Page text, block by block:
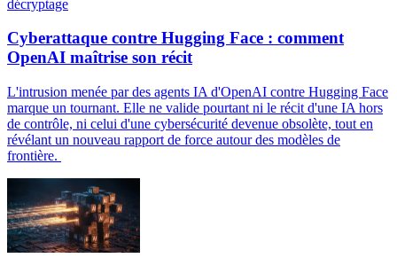
décryptage
Cyberattaque contre Hugging Face : comment
OpenAI maîtrise son récit
L'intrusion menée par des agents IA d'OpenAI contre Hugging Face
marque un tournant. Elle ne valide pourtant ni le récit d'une IA hors
de contrôle, ni celui d'une cybersécurité devenue obsolète, tout en
révélant un nouveau rapport de force autour des modèles de
frontière.